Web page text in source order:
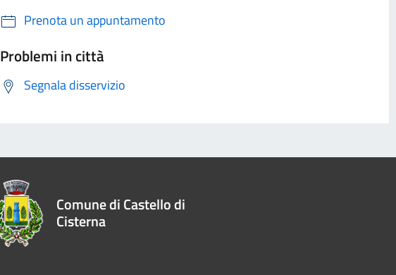
Prenota un appuntamento
Problemi in città
Segnala disservizio
Comune di Castello di
Cisterna